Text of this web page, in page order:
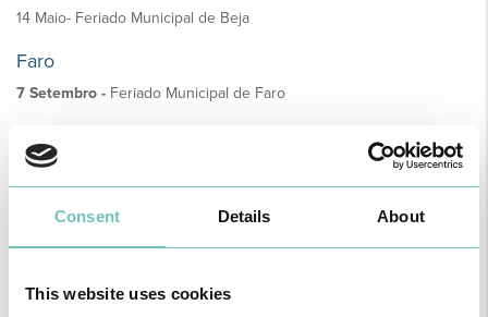
Consent Details About
This website uses cookies
14 Maio- Feriado Municipal de Beja
Faro
7 Setembro - Feriado Municipal de Faro
2 Abril -